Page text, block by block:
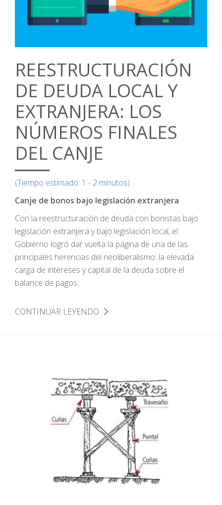
REESTRUCTURACIÓN
DE DEUDA LOCAL Y
EXTRANJERA: LOS
NÚMEROS FINALES
DEL CANJE
(Tiempo estimado: 1 - 2 minutos)
Canje de bonos bajo legislación extranjera
Con la reestructuración de deuda con bonistas bajo
legislación extranjera y bajo legislación local, el
Gobierno logró dar vuelta la página de una de las
principales herencias del neoliberalismo: la elevada
carga de intereses y capital de la deuda sobre el
balance de pagos.
CONTINUAR LEYENDO